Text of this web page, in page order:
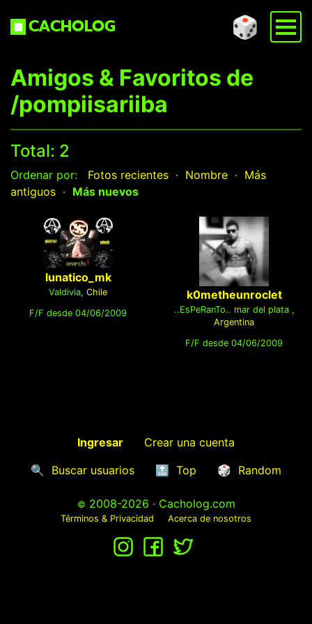
CACHOLOG
🎲
Amigos & Favoritos de
/pompiisariiba
Total: 2
Ordenar por: Fotos recientes · Nombre · Más
antiguos · Más nuevos
lunatico_mk
Valdivia, Chile
F/F desde 04/06/2009
k0metheunroclet
..EsPeRanTo.. mar del plata ,
Argentina
F/F desde 04/06/2009
Ingresar
Crear una cuenta
🔍 Buscar usuarios 🔝 Top 🎲 Random
© 2008-2026 · Cacholog.com
Términos & Privacidad Acerca de nosotros